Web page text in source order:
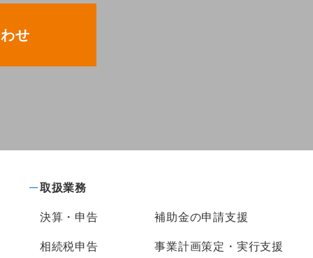
せ
取扱業務
決算・申告
相続税申告
補助金の申請支援
事業計画策定・実行支援